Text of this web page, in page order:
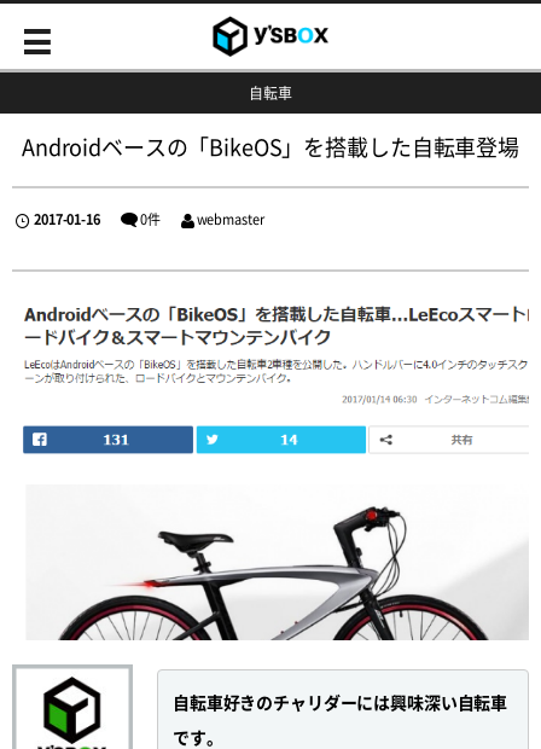
自転車
Androidベースの「BikeOS」を搭載した自転車登場
2017-01-16 0件 webmaster
自転車好きのチャリダーには興味深い自転車
です。